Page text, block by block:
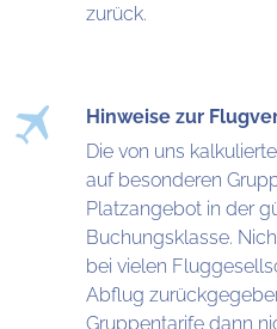
zurück.
Hinweise zur
Die von uns
auf besonderen
Platzangebot in der
Buchungsklasse.
bei vielen
Abflug
Gruppentarife dann